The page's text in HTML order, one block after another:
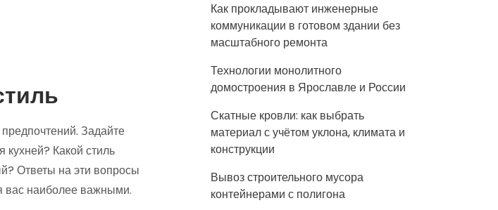
Задайте
кухней? Какой стиль
Ответы на эти вопросы
вас наиболее важными.
Как прокладывают инженерные
коммуникации в готовом здании без
масштабного ремонта
Технологии монолитного
домостроения в Ярославле и России
Скатные кровли: как выбрать
материал с учётом уклона, климата и
конструкции
Вывоз строительного мусора
контейнерами с полигона